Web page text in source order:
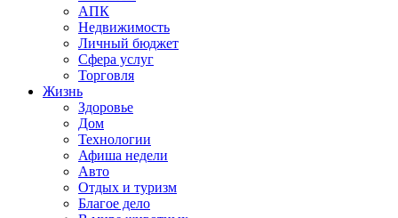
АПК
Недвижимость
Личный бюджет
Сфера услуг
Торговля
Жизнь
Здоровье
Дом
Технологии
Афиша недели
Авто
Отдых и туризм
Благое дело